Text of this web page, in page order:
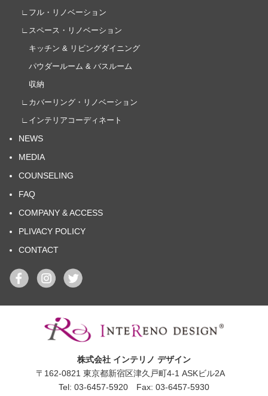
∟フル・リノベーション
∟スペース・リノベーション
キッチン & リビングダイニング
パウダールーム & バスルーム
収納
∟カバーリング・リノベーション
∟インテリアコーディネート
NEWS
MEDIA
COUNSELING
FAQ
COMPANY & ACCESS
PLIVACY POLICY
CONTACT
株式会社 インテリノ デザイン
〒162-0821 東京都新宿区津久戸町4-1 ASKビル2A
Tel: 03-6457-5920 Fax: 03-6457-5930